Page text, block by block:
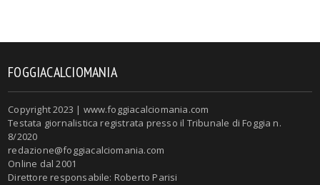
FOGGIACALCIOMANIA
Copyright 2023 | www.foggiacalciomania.com
Testata giornalistica registrata presso il Tribunale di Foggia n.
8/2020
redazione@foggiacalciomania.com
Online dal 2001
Direttore responsabile: Roberto Parisi